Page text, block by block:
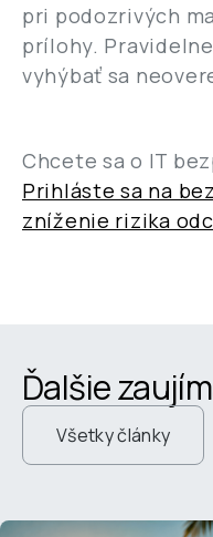
pri podozrivých
prílohy.
vyhýbať sa
Chcete sa o IT
Prihláste sa na
zníženie rizika
Ďalšie
Všetky články